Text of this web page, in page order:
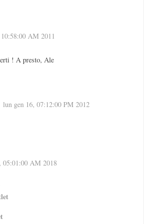
AM 2011
! A presto, Ale
lun gen 16, 07:12:00 PM 2012
05:01:00 AM 2018